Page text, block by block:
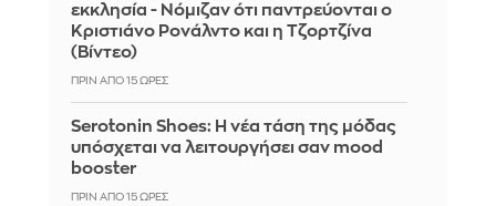
εκκλησία - Νόμιζαν ότι παντρεύονται ο
Κριστιάνο Ρονάλντο και η Τζορτζίνα
(Βίντεο)
ΠΡΙΝ ΑΠΌ 15 ΏΡΕΣ
Serotonin Shoes: Η νέα τάση της μόδας
υπόσχεται να λειτουργήσει σαν mood
booster
ΠΡΙΝ ΑΠΌ 15 ΏΡΕΣ